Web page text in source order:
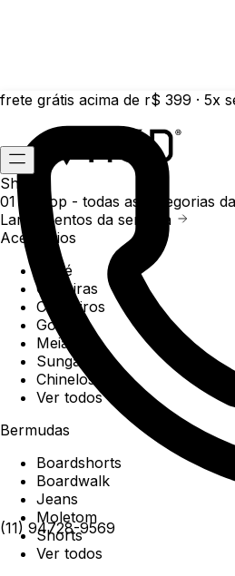
frete grátis acima de r$ 399 · 5x
(11) 94728-9569
Shop
01 /
Shop - todas as categorias
Lançamentos da semana
Acessórios
Boné
Carteiras
Chaveiros
Gorros
Meias
Sunga
Chinelos
Ver todos
Bermudas
Boardshorts
Boardwalk
Jeans
Moletom
Shorts
Ver todos